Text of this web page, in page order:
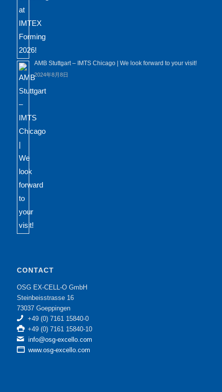
AMB Stuttgart – IMTS Chicago | We look forward to your visit!
2024年8月8日
CONTACT
OSG EX-CELL-O GmbH
Steinbeisstrasse 16
73037 Goeppingen
+49 (0) 7161 15840-0
+49 (0) 7161 15840-10
info@osg-excello.com
www.osg-excello.com